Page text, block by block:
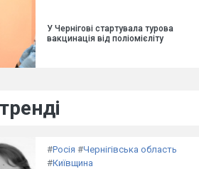
У Чернігові стартувала турова
вакцинація від поліомієліту
#Росія #Чернігівська область
#Київщина